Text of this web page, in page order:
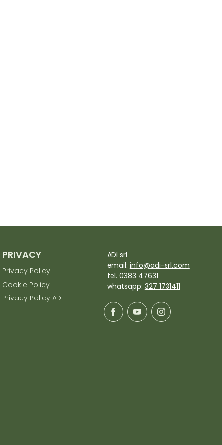
PRIVACY
Privacy Policy
Cookie Policy
Privacy Policy ADI
ADI srl
email: info@adi-srl.com
tel. 0383 47631
whatsapp: 327 1731411